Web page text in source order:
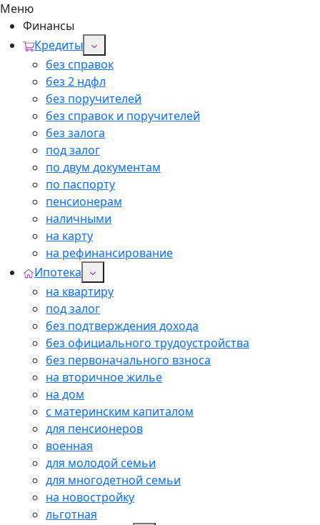
Меню
Финансы
Кредиты
без справок
без 2 ндфл
без поручителей
без справок и поручителей
без залога
под залог
по двум документам
по паспорту
пенсионерам
наличными
на карту
на рефинансирование
Ипотека
на квартиру
под залог
без подтверждения дохода
без официального трудоустройства
без первоначального взноса
на вторичное жилье
на дом
с материнским капиталом
для пенсионеров
военная
для молодой семьи
для многодетной семьи
на новостройку
льготная